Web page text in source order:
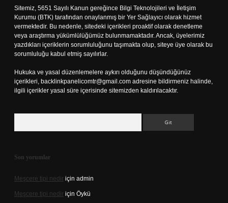
Sitemiz, 5651 Sayılı Kanun gereğince Bilgi Teknolojileri ve İletişim
Kurumu (BTK) tarafından onaylanmış bir Yer Sağlayıcı olarak hizmet
vermektedir. Bu nedenle, sitedeki içerikleri proaktif olarak denetleme
veya araştırma yükümlülüğümüz bulunmamaktadır. Ancak, üyelerimiz
yazdıkları içeriklerin sorumluluğunu taşımakta olup, siteye üye olarak bu
sorumluluğu kabul etmiş sayılırlar.
Hukuka ve yasal düzenlemelere aykırı olduğunu düşündüğünüz
içerikleri, backlinkpanelicomtr@gmail.com adresine bildirmeniz halinde,
ilgili içerikler yasal süre içerisinde sitemizden kaldırılacaktır.
Son yorumlar
Meşcere tipi nedir için admin
Meşcere tipi nedir için Öykü